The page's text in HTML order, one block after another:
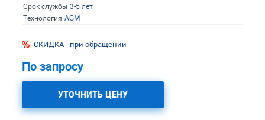
Срок службы 3-5 лет
Технология AGM
СКИДКА - при обращении
По запросу
УТОЧНИТЬ ЦЕНУ